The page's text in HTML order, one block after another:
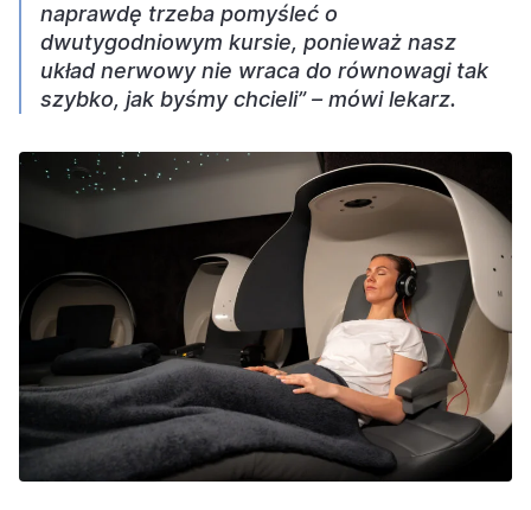
naprawdę trzeba pomyśleć o
dwutygodniowym kursie, ponieważ nasz
układ nerwowy nie wraca do równowagi tak
szybko, jak byśmy chcieli” – mówi lekarz.